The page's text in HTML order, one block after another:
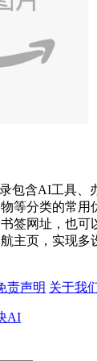
包含AI工具、
等分类的常用
签网址，也可
主页，实现多
责声明 关于我
AI